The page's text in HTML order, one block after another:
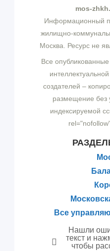
mos-
Информационный
жилищно-
Москва. Ресурс не
Все
создателей –
размещение без
индексируемой
Все
Нашли
текст и
чтобы